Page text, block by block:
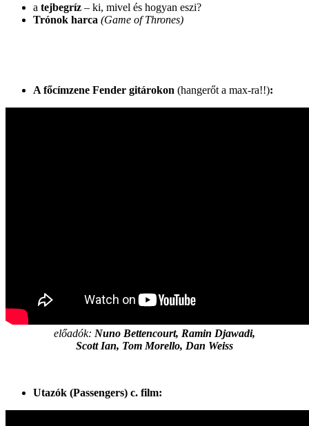
a tejbegríz – ki, mivel és hogyan eszi?
Trónok harca (Game of Thrones)
A főcímzene Fender gitárokon (hangerőt a max-ra!!):
előadók: Nuno Bettencourt, Ramin Djawadi,
Scott Ian, Tom Morello, Dan Weiss
Utazók (Passengers) c. film: